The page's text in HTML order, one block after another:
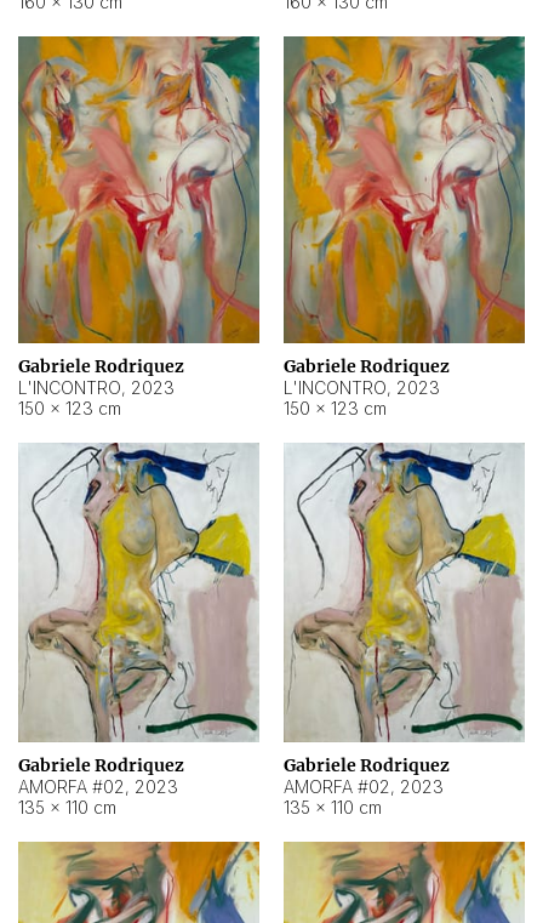
Gabriele Rodriquez
L'INCONTRO, 2023
150 × 123 cm
Gabriele Rodriquez
L'INCONTRO, 2023
150 × 123 cm
Gabriele Rodriquez
AMORFA #02, 2023
135 × 110 cm
Gabriele Rodriquez
AMORFA #02, 2023
135 × 110 cm